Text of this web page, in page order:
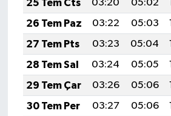
25 Tem Cts
03:20 05:02
26 Tem Paz
03:22 05:03
27 Tem Pts
03:23 05:04
28 Tem Sal
03:24 05:05
29 Tem Çar
03:26 05:06
30 Tem Per
03:27 05:06